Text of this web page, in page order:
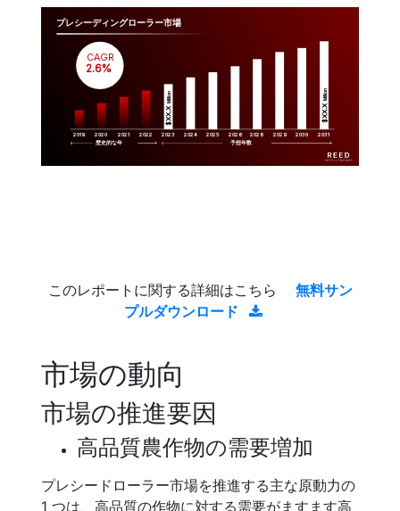
プレシーディングローラー市場
2019 2020 2021 2022 2023 2024 2025 2026 2028 2029 2030 2031
$XX.X
Million
$XX.X
Million
CAGR
2.6%
歴史的な年 予想年数
このレポートに関する詳細はこちら
無料サン
プルダウンロード
市場の動向
市場の推進要因
高品質農作物の需要増加
プレシードローラー市場を推進する主な原動力の
1 つは、高品質の作物に対する需要がますます高